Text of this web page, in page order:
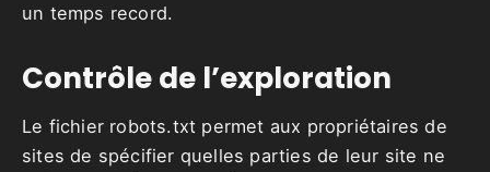
un temps record.
Contrôle de l’exploration
Le fichier robots.txt permet aux propriétaires de
sites de spécifier quelles parties de leur site ne